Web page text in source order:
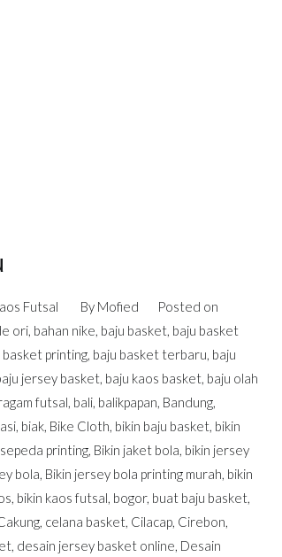
Futsal By Mofied
Posted on
ori, bahan nike, baju basket, baju basket
basket printing, baju basket terbaru, baju
jersey basket, baju kaos basket, baju olah
futsal, bali, balikpapan, Bandung,
, biak, Bike Cloth, bikin baju basket, bikin
printing, Bikin jaket bola, bikin jersey
bola, Bikin jersey bola printing murah, bikin
, bikin kaos futsal, bogor, buat baju basket,
, celana basket, Cilacap, Cirebon,
, desain jersey basket online, Desain